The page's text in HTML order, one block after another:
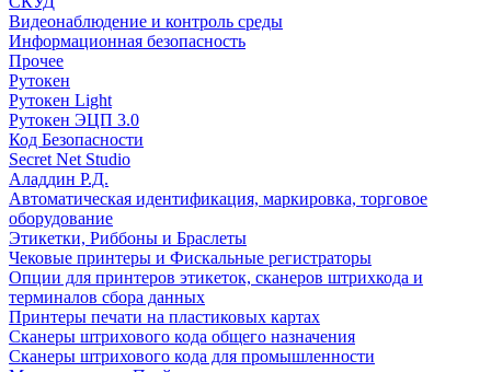
Видеонаблюдение и контроль среды
Информационная безопасность
Прочее
Рутокен
Рутокен Light
Рутокен ЭЦП 3.0
Код Безопасности
Secret Net Studio
Аладдин Р.Д.
Автоматическая идентификация, маркировка, торговое
оборудование
Этикетки, Риббоны и Браслеты
Чековые принтеры и Фискальные регистраторы
Опции для принтеров этикеток, сканеров штрихкода и
терминалов сбора данных
Принтеры печати на пластиковых картах
Сканеры штрихового кода общего назначения
Сканеры штрихового кода для промышленности